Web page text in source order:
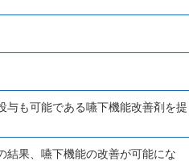
与も可能である嚥下機能改善剤を提
結果、嚥下機能の改善が可能にな